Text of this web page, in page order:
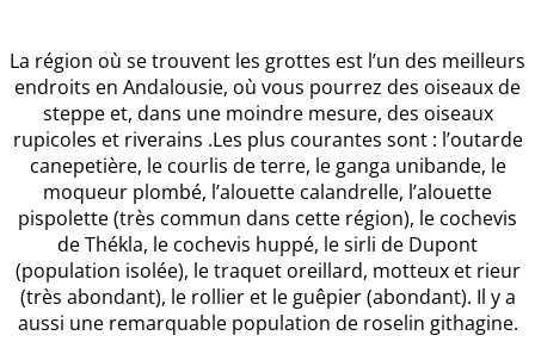
La région où se trouvent les grottes est l’un des meilleurs
endroits en Andalousie, où vous pourrez des oiseaux de
steppe et, dans une moindre mesure, des oiseaux
rupicoles et riverains .Les plus courantes sont : l’outarde
canepetière, le courlis de terre, le ganga unibande, le
moqueur plombé, l’alouette calandrelle, l’alouette
pispolette (très commun dans cette région), le cochevis
de Thékla, le cochevis huppé, le sirli de Dupont
(population isolée), le traquet oreillard, motteux et rieur
(très abondant), le rollier et le guêpier (abondant). Il y a
aussi une remarquable population de roselin githagine.